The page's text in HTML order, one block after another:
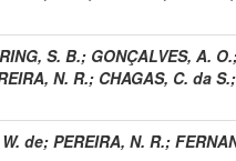
S. B.; GONÇALVES, A. O.
N. R.; CHAGAS, C. da S.;
de; PEREIRA, N. R.;